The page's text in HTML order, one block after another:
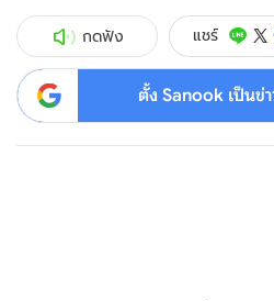
กดฟัง แชร์
ตั้ง Sanook เป็นข่